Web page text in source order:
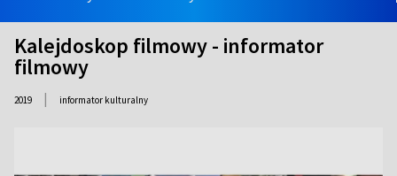
Kalejdoskop filmowy - informator
filmowy
2019 | informator kulturalny